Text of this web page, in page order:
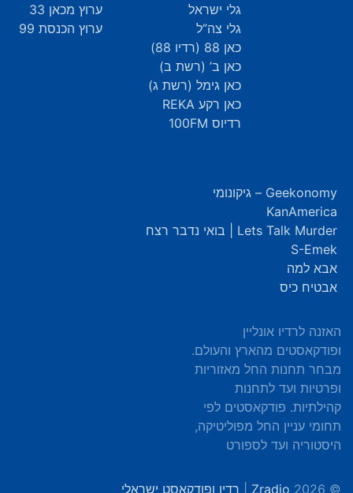
גלי ישראל
גלי צה”ל
כאן 88 (רדיו 88)
כאן ב’ (רשת ב)
כאן גימל (רשת ג)
כאן רקע REKA
רדיוס 100FM
ערוץ מכאן 33
ערוץ הכנסת 99
Geekonomy – גיקונומי
KanAmerica
Lets Talk Murder | בואי נדבר רצח
S-Emek
אבא למה
אבטיח כיס
האזנה לרדיו אונליין
ופודקאסטים מהארץ והעולם.
מבחר תחנות החל מאזוריות
ופרטיות ועד לתחנות
קהילתיות. פודקאסטים לפי
תחומי עניין החל מפוליטיקה,
היסטוריה ועד לספורט
© 2026
Zradio רדיו ופודקאסט ישראלי